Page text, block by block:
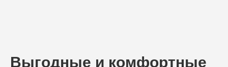
Выгодные и комфортные